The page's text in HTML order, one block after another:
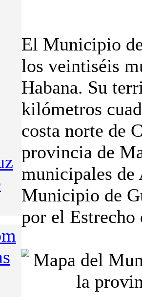
El Municipio
los veintiséis
Habana. Su
kilómetros
costa norte de
provincia de
municipales de
Municipio de
por el